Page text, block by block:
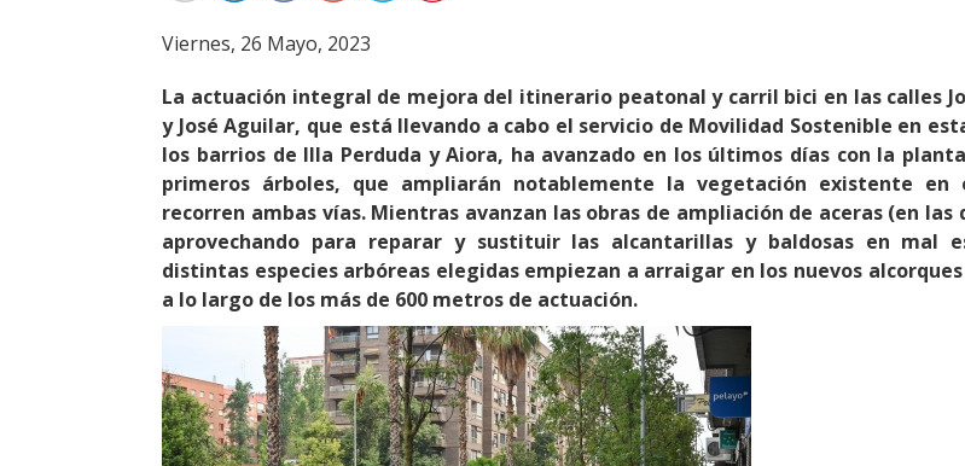
Viernes, 26 Mayo, 2023
La actuación integral de mejora del itinerario peatonal y carril bici en las calles
y José Aguilar, que está llevando a cabo el servicio de Movilidad Sostenible en
los barrios de Illa Perduda y Aiora, ha avanzado en los últimos días con la
primeros árboles, que ampliarán notablemente la vegetación existente en
recorren ambas vías. Mientras avanzan las obras de ampliación de aceras (en las
aprovechando para reparar y sustituir las alcantarillas y baldosas en mal
distintas especies arbóreas elegidas empiezan a arraigar en los nuevos
a lo largo de los más de 600 metros de actuación.